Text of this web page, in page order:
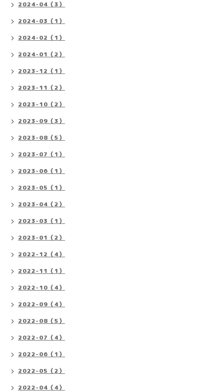
2024-04（3）
2024-03（1）
2024-02（1）
2024-01（2）
2023-12（1）
2023-11（2）
2023-10（2）
2023-09（3）
2023-08（5）
2023-07（1）
2023-06（1）
2023-05（1）
2023-04（2）
2023-03（1）
2023-01（2）
2022-12（4）
2022-11（1）
2022-10（4）
2022-09（4）
2022-08（5）
2022-07（4）
2022-06（1）
2022-05（2）
2022-04（4）